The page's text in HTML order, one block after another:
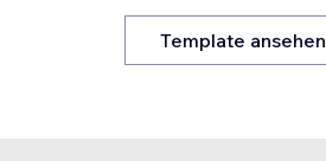
Template ansehen